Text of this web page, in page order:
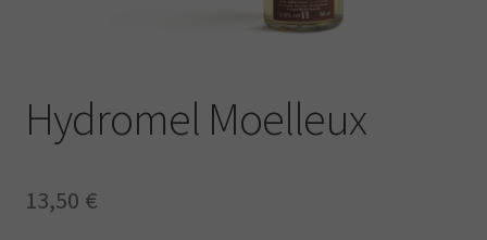
Hydromel Moelleux
13,50 €